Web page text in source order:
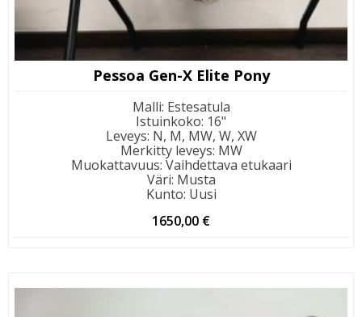
Pessoa Gen-X Elite Pony
Malli: Estesatula
Istuinkoko: 16"
Leveys: N, M, MW, W, XW
Merkitty leveys: MW
Muokattavuus: Vaihdettava etukaari
Väri: Musta
Kunto: Uusi
1650,00 €